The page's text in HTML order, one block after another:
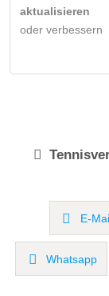
aktualisieren
oder verbessern
E-
Whatsapp